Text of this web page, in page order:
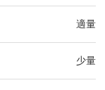
適量
少量